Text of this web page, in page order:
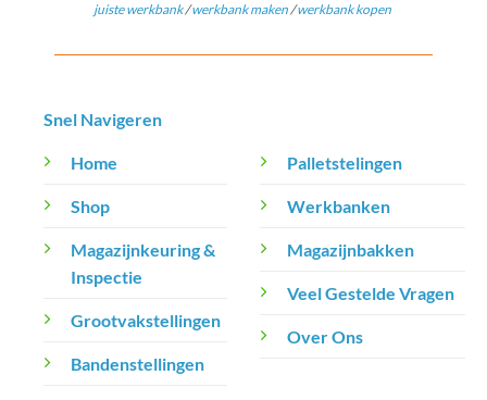
juiste werkbank/werkbank maken/werkbank kopen
Snel Navigeren
Home
Shop
Magazijnkeuring &
Inspectie
Grootvakstellingen
Bandenstellingen
Palletstelingen
Werkbanken
Magazijnbakken
Veel Gestelde Vragen
Over Ons